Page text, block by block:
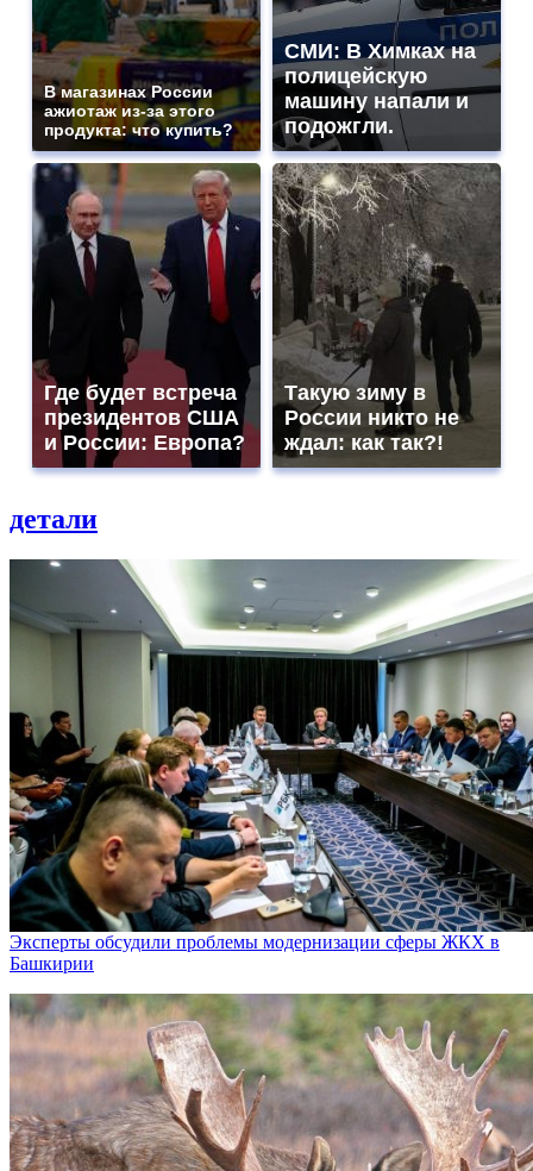
В магазинах России
ажиотаж из-за этого
продукта: что купить?
СМИ: В Химках на
полицейскую
машину напали и
подожгли.
Где будет встреча
президентов США
и России: Европа?
Такую зиму в
России никто не
ждал: как так?!
детали
Эксперты обсудили проблемы модернизации сферы ЖКХ в
Башкирии